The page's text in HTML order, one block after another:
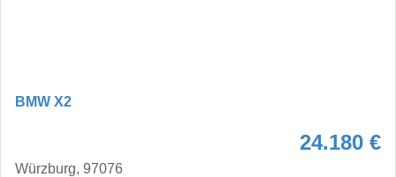
BMW X2
24.180 €
Würzburg, 97076